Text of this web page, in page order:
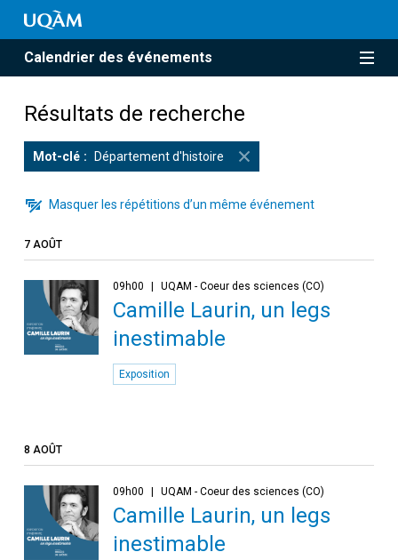
Calendrier des événements
Résultats de recherche
Mot-clé Département d'histoire
Masquer les répétitions d’un même événement
7 AOÛT
09h00 UQAM - Coeur des sciences (CO)
Camille Laurin, un legs
inestimable
Exposition
8 AOÛT
09h00 UQAM - Coeur des sciences (CO)
Camille Laurin, un legs
inestimable